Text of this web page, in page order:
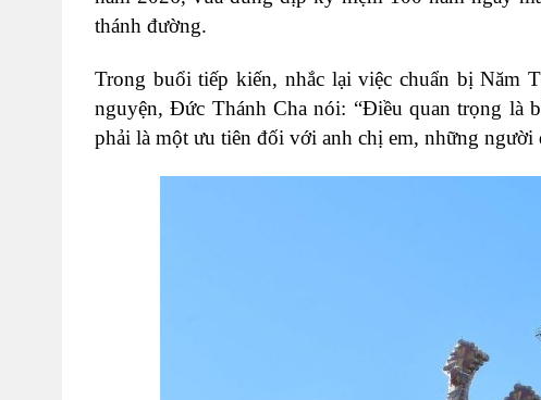
thánh đường.
Trong buổi tiếp kiến, nhắc lại việc chuẩn bị Năm
nguyện, Đức Thánh Cha nói: “Điều quan trọng là
phải là một ưu tiên đối với anh chị em, những người